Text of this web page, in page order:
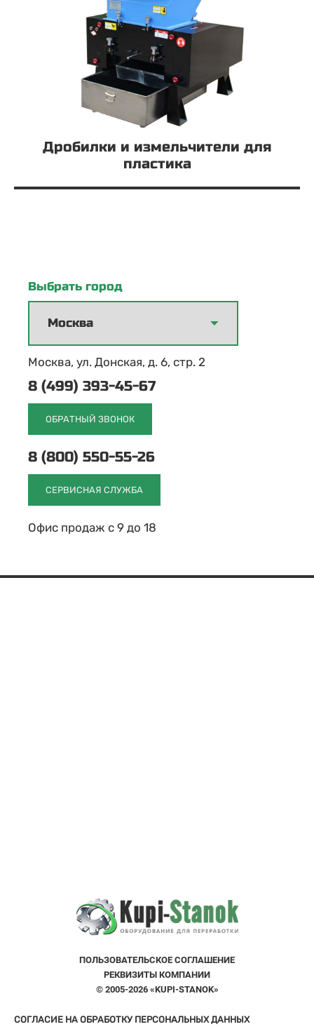
Дробилки и измельчители для
пластика
Выбрать город
Москва, ул. Донская, д. 6, стр. 2
8 (499) 393-45-67
ОБРАТНЫЙ ЗВОНОК
8 (800) 550-55-26
СЕРВИСНАЯ СЛУЖБА
Офис продаж с 9 до 18
ПОЛЬЗОВАТЕЛЬСКOE СОГЛАШЕНИE
РЕКВИЗИТЫ КОМПАНИИ
© 2005-2026 «KUPI-STANOK»
СОГЛАСИЕ НА ОБРАБОТКУ ПЕРСОНАЛЬНЫХ ДАННЫХ